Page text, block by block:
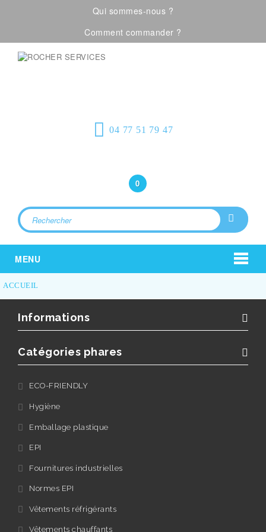
Qui sommes-nous ?
Comment commander ?
04 77 51 79 47
0
MENU
ACCUEIL
Informations
Catégories phares
ECO-FRIENDLY
Hygiène
Emballage plastique
EPI
Fournitures industrielles
Normes EPI
Vêtements réfrigérants
Vêtements chauffants